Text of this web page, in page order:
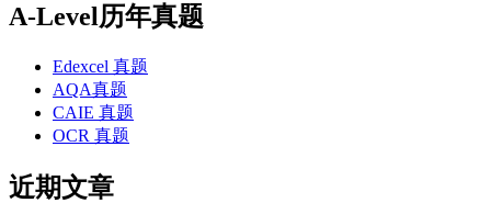
A-Level历年真题
Edexcel 真题
AQA真题
CAIE 真题
OCR 真题
近期文章